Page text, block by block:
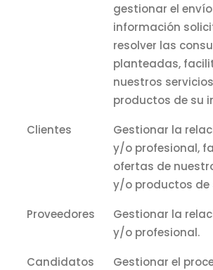
gestionar el
información
resolver las
planteadas,
nuestros
productos de su
Clientes
Gestionar la
y/o profesional,
ofertas de
y/o productos de
Proveedores
Gestionar la
y/o profesional.
Candidatos
Gestionar el